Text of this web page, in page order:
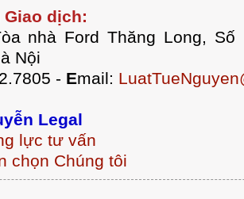
dịch:
nhà Ford Thăng Long, Số
Nội
- Email:
Legal
lực tư vấn
chọn Chúng tôi